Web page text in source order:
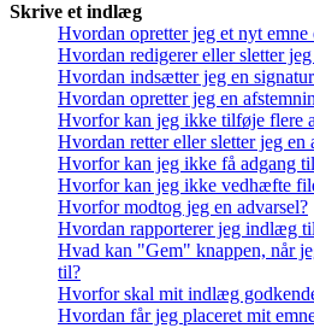
Skrive et indlæg
Hvordan opretter jeg et nyt
Hvordan redigerer eller sletter
Hvordan indsætter jeg en
Hvordan opretter jeg en
Hvorfor kan jeg ikke tilføje flere
Hvordan retter eller sletter jeg en
Hvorfor kan jeg ikke få adgang
Hvorfor kan jeg ikke vedhæfte
Hvorfor modtog jeg en advarsel?
Hvordan rapporterer jeg indlæg
Hvad kan "Gem" knappen, når
til?
Hvorfor skal mit indlæg
Hvordan får jeg placeret mit